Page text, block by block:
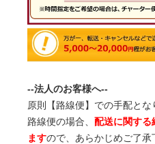
--法人のお客様へ--
原則【路線便】での手配とな
路線便の場合、 配送に関する
ますので、あらかじめご了承